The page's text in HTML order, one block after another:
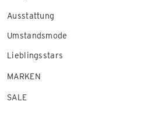
Ausstattung
Umstandsmode
Lieblingsstars
MARKEN
SALE